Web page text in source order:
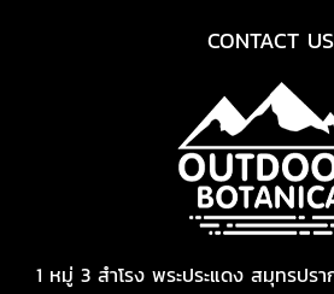
CONTACT US
1 หมู่ 3 สำโรง พระประแดง สมุทรปรา